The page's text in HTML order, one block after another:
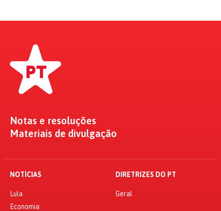
Notas e resoluções
Materiais de divulgação
NOTÍCIAS
Lula
Economia
DIRETRIZES DO PT
Geral